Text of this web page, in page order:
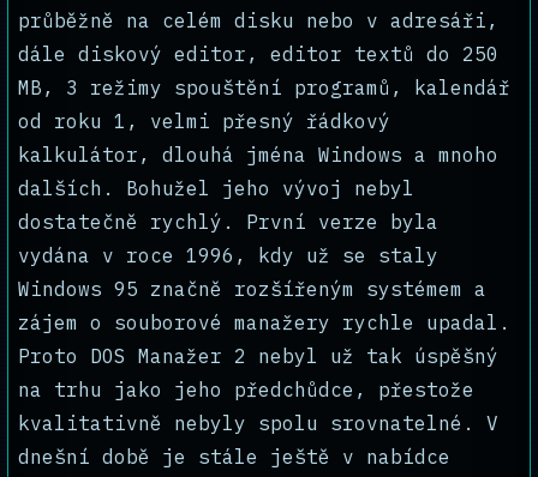
průběžně na celém disku nebo v adresáři,
dále diskový editor, editor textů do 250
MB, 3 režimy spouštění programů, kalendář
od roku 1, velmi přesný řádkový
kalkulátor, dlouhá jména Windows a mnoho
dalších. Bohužel jeho vývoj nebyl
dostatečně rychlý. První verze byla
vydána v roce 1996, kdy už se staly
Windows 95 značně rozšířeným systémem a
zájem o souborové manažery rychle upadal.
Proto DOS Manažer 2 nebyl už tak úspěšný
na trhu jako jeho předchůdce, přestože
kvalitativně nebyly spolu srovnatelné. V
dnešní době je stále ještě v nabídce